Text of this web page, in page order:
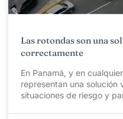
Las rotondas son una
correctamente
En Panamá, y en
representan una solución
situaciones de riesgo y